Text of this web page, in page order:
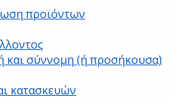
προϊόντων
και σύννομη (ή προσήκουσα)
κατασκευών